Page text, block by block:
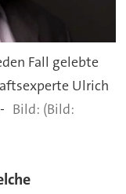
Fall gelebte
Ulrich
(Bild: